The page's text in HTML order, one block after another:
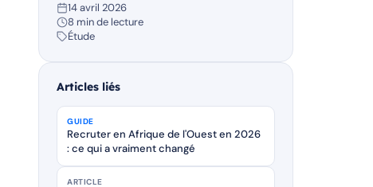
14 avril 2026
8 min de lecture
Étude
Articles liés
GUIDE
Recruter en Afrique de l'Ouest en 2026
: ce qui a vraiment changé
ARTICLE